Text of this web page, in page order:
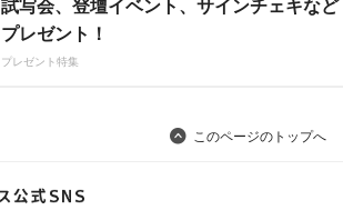
プレゼント！
プレゼント特集
このページのトップへ